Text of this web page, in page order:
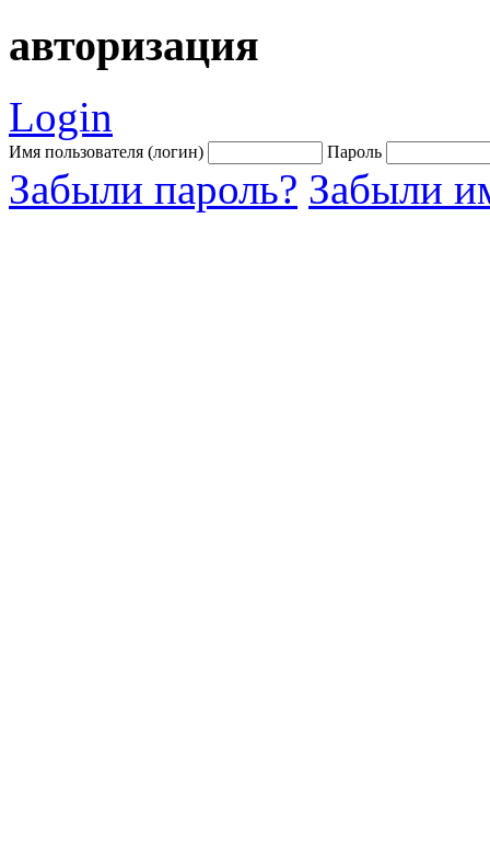
авторизация
Login
Имя пользователя (логин) Пароль
Забыли пароль? Забыли